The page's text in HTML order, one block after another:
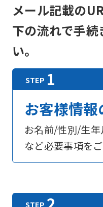
メール記載の
下の流れで手
い。
お客様情報
お名前/性別/生
など必要事項を